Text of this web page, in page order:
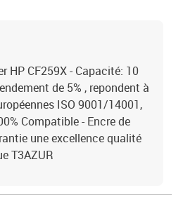
HP CF259X - Capacité: 10
de 5% , repondent à
ISO 9001/14001,
Compatible - Encre de
une excellence qualité
T3AZUR